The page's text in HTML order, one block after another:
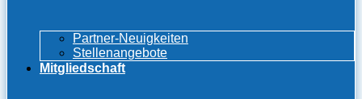
Partner-Neuigkeiten
Stellenangebote
Mitgliedschaft